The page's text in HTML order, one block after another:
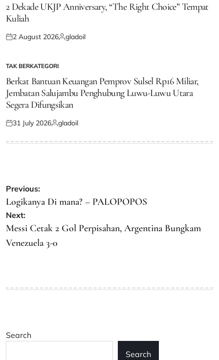
2 Dekade UKJP Anniversary, “The Right Choice” Tempat
Kuliah
Posted
2 August 2026Posted
gladoil
POSTED
IN
TAK BERKATEGORI
Berkat Bantuan Keuangan Pemprov Sulsel Rp16 Miliar,
Jembatan Salujambu Penghubung Luwu-Luwu Utara
Segera Difungsikan
Posted
31 July 2026Posted
gladoil
Post
navigation
Previous:
Logikanya Di mana? – PALOPOPOS
Next:
Messi Cetak 2 Gol Perpisahan, Argentina Bungkam
Venezuela 3-0
Search
Search